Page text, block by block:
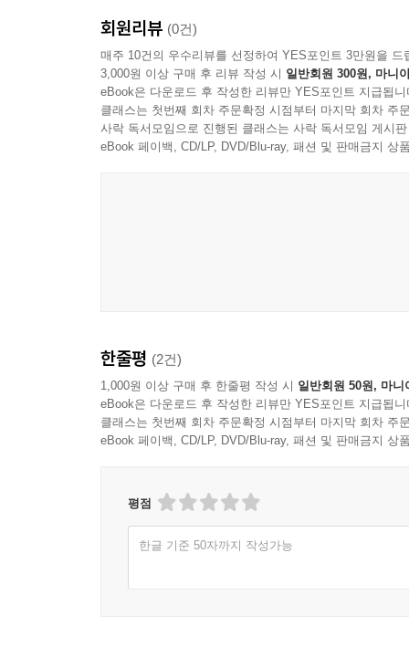
90 나도, 에세이스트 아홉 달 그리고 하루짜리 헛수
Extra
92 독립 북클러버 다른 건 다 있어도 ‘유감’ 하나만
94 이주윤의 프리랜서 24시 좋은 글을 쓰는 방법
96 편집 후기
회원리뷰 (0건)
매주 10건의 우수리뷰를 선정하여 YES포인트 3만원을 드
3,000원 이상 구매 후 리뷰 작성 시 일반회원 300원, 마니
eBook은 다운로드 후 작성한 리뷰만 YES포인트 지급됩니
클래스는 첫번째 회차 주문확정 시점부터 마지막 회차 주
사락 독서모임으로 진행된 클래스는 사락 독서모임 게시
eBook 페이백, CD/LP, DVD/Blu-ray, 패션 및 판매금지 상
한줄평 (2건)
1,000원 이상 구매 후 한줄평 작성 시 일반회원 50원, 마니
eBook은 다운로드 후 작성한 리뷰만 YES포인트 지급됩니
클래스는 첫번째 회차 주문확정 시점부터 마지막 회차 주
eBook 페이백, CD/LP, DVD/Blu-ray, 패션 및 판매금지 상
평점
한글 기준 50자까지 작성가능